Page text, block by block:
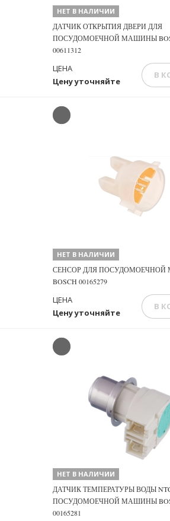
НЕТ В НАЛИЧИИ
ДАТЧИК ОТКРЫТИЯ ДВЕРИ ДЛЯ
ПОСУДОМОЕЧНОЙ МАШИНЫ
00611312
Цену уточняйте
ЦЕНА
В
НЕТ В НАЛИЧИИ
СЕНСОР ДЛЯ
BOSCH 00165279
Цену уточняйте
ЦЕНА
В
НЕТ В НАЛИЧИИ
ДАТЧИК ТЕМПЕРАТУРЫ ВОДЫ
ПОСУДОМОЕЧНОЙ МАШИНЫ
00165281